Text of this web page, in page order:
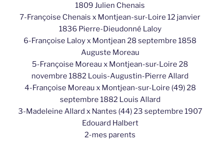
1809 Julien Chenais
7-Françoise Chenais x Montjean-sur-Loire 12 janvier
1836 Pierre-Dieudonné Laloy
6-Françoise Laloy x Montjean 28 septembre 1858
Auguste Moreau
5-Françoise Moreau x Montjean-sur-Loire 28
novembre 1882 Louis-Augustin-Pierre Allard
4-Françoise Moreau x Montjean-sur-Loire (49) 28
septembre 1882 Louis Allard
3-Madeleine Allard x Nantes (44) 23 septembre 1907
Edouard Halbert
2-mes parents